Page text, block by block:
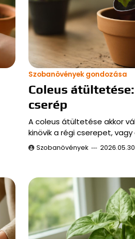
Szobanövények gondozása
Coleus
cserép
A coleus átültetése akkor
kinövik a régi cserepet,
Szobanövények